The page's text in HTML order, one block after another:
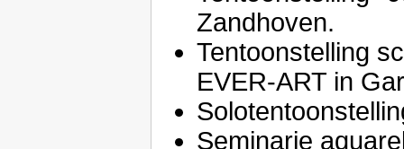
Zandhoven.
Tentoonstelling
EVER-ART in
Seminarie